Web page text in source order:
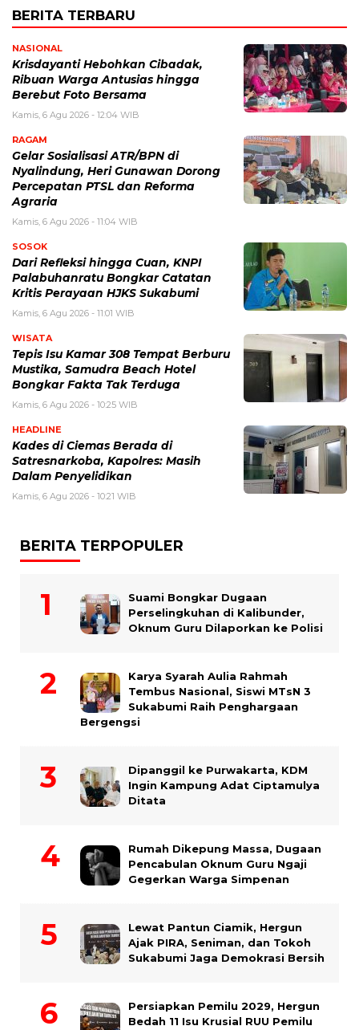
BERITA TERBARU
NASIONAL
Krisdayanti Hebohkan Cibadak,
Ribuan Warga Antusias hingga
Berebut Foto Bersama
Kamis, 6 Agu 2026 - 12:04 WIB
RAGAM
Gelar Sosialisasi ATR/BPN di
Nyalindung, Heri Gunawan Dorong
Percepatan PTSL dan Reforma
Agraria
Kamis, 6 Agu 2026 - 11:04 WIB
SOSOK
Dari Refleksi hingga Cuan, KNPI
Palabuhanratu Bongkar Catatan
Kritis Perayaan HJKS Sukabumi
Kamis, 6 Agu 2026 - 11:01 WIB
WISATA
Tepis Isu Kamar 308 Tempat Berburu
Mustika, Samudra Beach Hotel
Bongkar Fakta Tak Terduga
Kamis, 6 Agu 2026 - 10:25 WIB
HEADLINE
Kades di Ciemas Berada di
Satresnarkoba, Kapolres: Masih
Dalam Penyelidikan
Kamis, 6 Agu 2026 - 10:21 WIB
BERITA TERPOPULER
Suami Bongkar Dugaan
Perselingkuhan di Kalibunder,
Oknum Guru Dilaporkan ke Polisi
Karya Syarah Aulia Rahmah
Tembus Nasional, Siswi MTsN 3
Sukabumi Raih Penghargaan
Bergengsi
Dipanggil ke Purwakarta, KDM
Ingin Kampung Adat Ciptamulya
Ditata
Rumah Dikepung Massa, Dugaan
Pencabulan Oknum Guru Ngaji
Gegerkan Warga Simpenan
Lewat Pantun Ciamik, Hergun
Ajak PIRA, Seniman, dan Tokoh
Sukabumi Jaga Demokrasi Bersih
Persiapkan Pemilu 2029, Hergun
Bedah 11 Isu Krusial RUU Pemilu